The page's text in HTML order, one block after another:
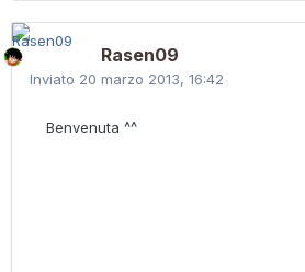
Rasen09
Inviato 20 marzo 2013, 16:42
Benvenuta ^^